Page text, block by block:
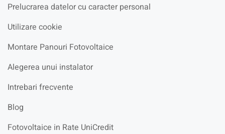
Prelucrarea datelor cu caracter personal
Utilizare cookie
Montare Panouri Fotovoltaice
Alegerea unui instalator
Intrebari frecvente
Blog
Fotovoltaice in Rate UniCredit